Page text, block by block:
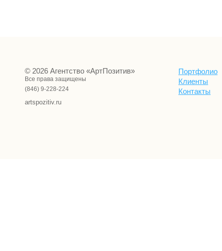
© 2026 Агентство «АртПозитив»
Все права защищены
(846) 9-228-224
artspozitiv.ru
Портфолио
Клиенты
Контакты